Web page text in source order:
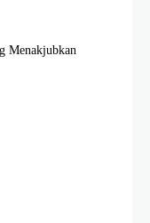
Menakjubkan